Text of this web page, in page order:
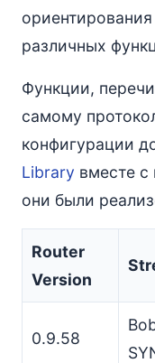
различных
Функции,
самому
конфигурации
Library вместе с
они были
Router
Version
0.9.58